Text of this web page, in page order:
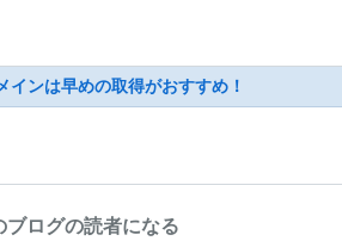
インは早めの取得がおすすめ！
ブログの読者になる